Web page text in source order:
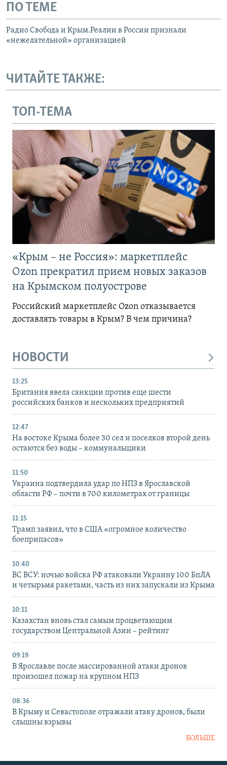
ПО ТЕМЕ
Радио Свобода и Крым.Реалии в России признали
«нежелательной» организацией
ЧИТАЙТЕ ТАКЖЕ:
ТОП-ТЕМА
«Крым – не Россия»: маркетплейс
Ozon прекратил прием новых заказов
на Крымском полуострове
Российский маркетплейс Ozon отказывается
доставлять товары в Крым? В чем причина?
НОВОСТИ
13:25
Британия ввела санкции против еще шести
российских банков и нескольких предприятий
12:47
На востоке Крыма более 30 сел и поселков второй день
остаются без воды – коммунальщики
11:50
Украина подтвердила удар по НПЗ в Ярославской
области РФ – почти в 700 километрах от границы
11:15
Трамп заявил, что в США «огромное количество
боеприпасов»
10:40
ВС ВСУ: ночью войска РФ атаковали Украину 100 БпЛА
и четырьмя ракетами, часть из них запускали из Крыма
10:11
Казахстан вновь стал самым процветающим
государством Центральной Азии – рейтинг
09:19
В Ярославле после массированной атаки дронов
произошел пожар на крупном НПЗ
08:36
В Крыму и Севастополе отражали атаку дронов, были
слышны взрывы
БОЛЬШЕ